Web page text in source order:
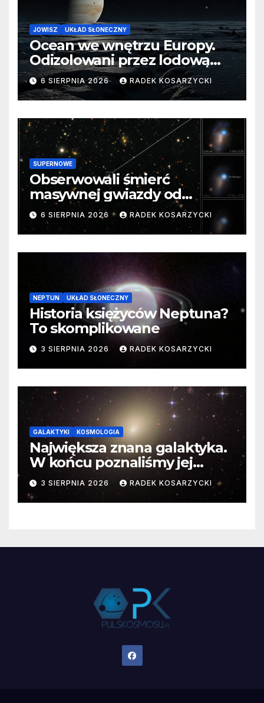
JOWISZ UKŁAD SŁONECZNY
Ocean we wnętrzu Europy.
Odizolowani przez lodową
barierę
6 SIERPNIA 2026 RADEK KOSARZYCKI
SUPERNOWE
Obserwowali śmierć
masywnej gwiazdy od
samego początku. Niezwykle
cenne dane
6 SIERPNIA 2026 RADEK KOSARZYCKI
NEPTUN UKŁAD SŁONECZNY
Historia księżyców Neptuna?
To skomplikowane
3 SIERPNIA 2026 RADEK KOSARZYCKI
GALAKTYKI KOSMOLOGIA
Największa znana galaktyka.
W końcu poznaliśmy jej
faktyczne wymiary
3 SIERPNIA 2026 RADEK KOSARZYCKI